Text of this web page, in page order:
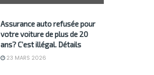
Assurance auto refusée pour
votre voiture de plus de 20
ans? C’est illégal. Détails
23 MARS 2026